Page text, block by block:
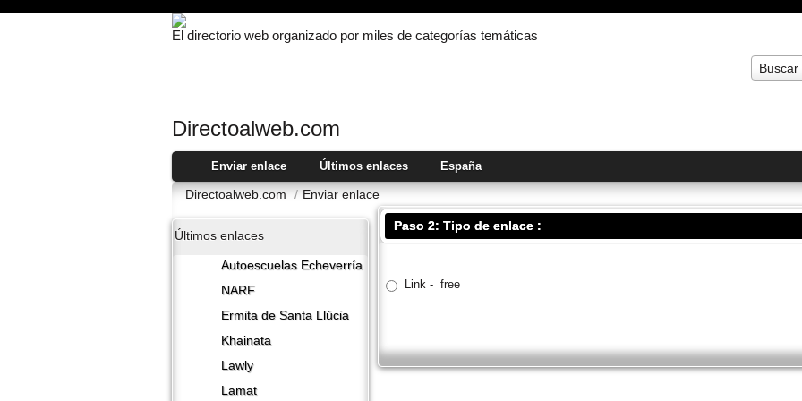
El directorio web organizado por miles de categorías temáticas
Buscar
Directoalweb.com
Enviar enlace Últimos enlaces España
Directoalweb.com / Enviar enlace
Últimos enlaces
Autoescuelas Echeverría
NARF
Ermita de Santa Llúcia
Khainata
Lawly
Lamat
Paso 2: Tipo de enlace :
Link - free